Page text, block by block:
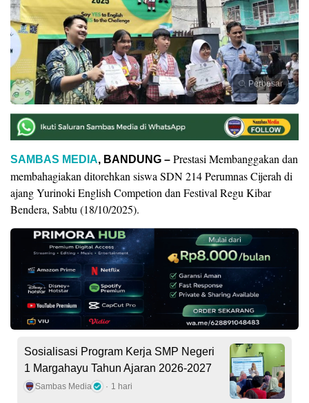
Perbesar
SAMBAS MEDIA, BANDUNG – Prestasi Membanggakan dan
membahagiakan ditorehkan siswa SDN 214 Perumnas Cijerah di
ajang Yurinoki English Competion dan Festival Regu Kibar
Bendera, Sabtu (18/10/2025).
Sosialisasi Program Kerja SMP Negeri
1 Margahayu Tahun Ajaran 2026-2027
Sambas Media 1 hari